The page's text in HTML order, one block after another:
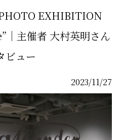
EXHIBITION
主催者 大村英明さん
ビュー
2023/11/27